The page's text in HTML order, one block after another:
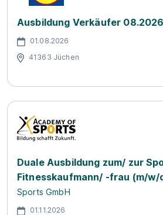
Ausbildung Verkäufer
01.08.2026
41363 Jüchen
Duale Ausbildung zum/ zur
Fitnesskaufmann/ -frau (m/w/
Sports GmbH
01.11.2026